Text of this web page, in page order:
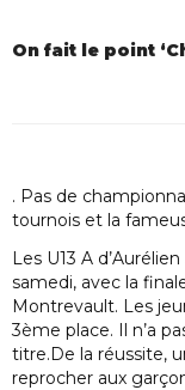
On fait le point
. Pas de
tournois et la
Les U13 A
samedi, avec la
Montrevault. Les
3ème place. Il n’a
titre.De la réussite,
reprocher aux